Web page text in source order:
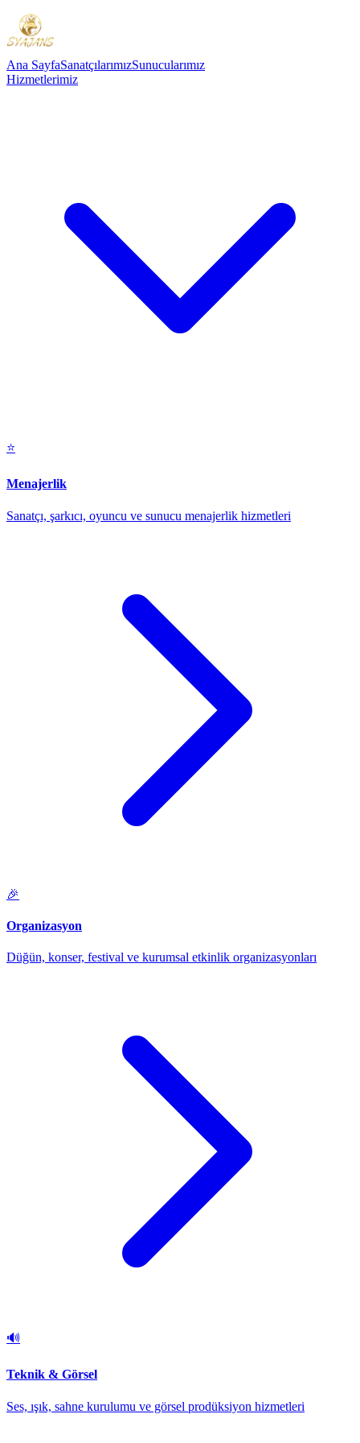
Ana SayfaSanatçılarımızSunucularımız
Hizmetlerimiz
⭐
Menajerlik
Sanatçı, şarkıcı, oyuncu ve sunucu menajerlik hizmetleri
🎉
Organizasyon
Düğün, konser, festival ve kurumsal etkinlik organizasyonları
🔊
Teknik & Görsel
Ses, ışık, sahne kurulumu ve görsel prodüksiyon hizmetleri